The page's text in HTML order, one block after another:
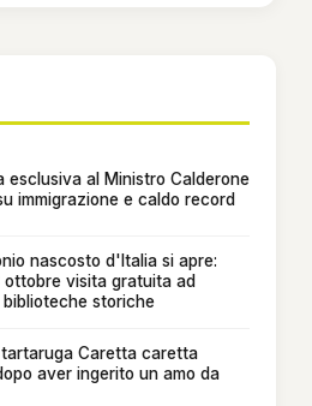
esclusiva al Ministro Calderone
immigrazione e caldo record
nascosto d'Italia si apre:
ottobre visita gratuita ad
storiche
Caretta caretta
aver ingerito un amo da